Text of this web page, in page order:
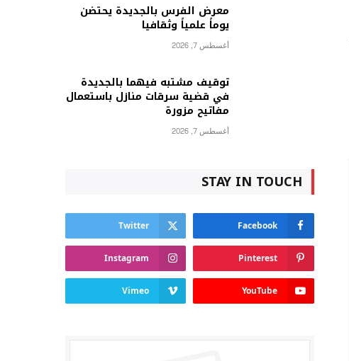
معرض الفرس بالجديدة يحتضن
يوماً علمياً وثقافيا
أغسطس 7, 2026
توقيف مشتبه فيهما بالجديدة
في قضية سرقات منازل باستعمال
مفاتيح مزورة
أغسطس 7, 2026
STAY IN TOUCH
Facebook
Twitter
Pinterest
Instagram
YouTube
Vimeo